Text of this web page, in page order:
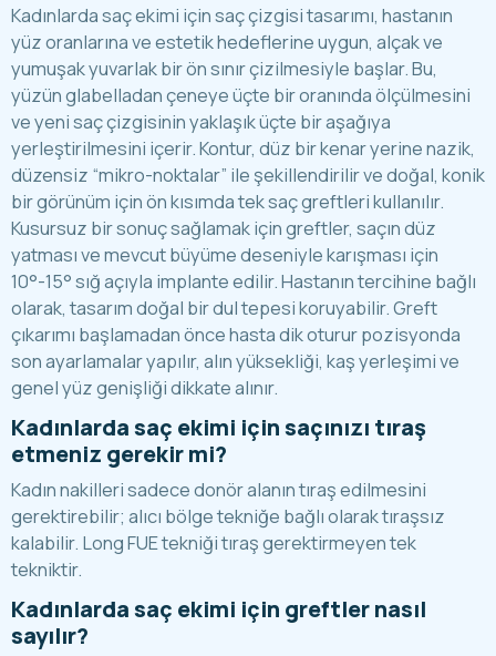
Kadınlarda saç ekimi için saç çizgisi tasarımı, hastanın
yüz oranlarına ve estetik hedeflerine uygun, alçak ve
yumuşak yuvarlak bir ön sınır çizilmesiyle başlar. Bu,
yüzün glabelladan çeneye üçte bir oranında ölçülmesini
ve yeni saç çizgisinin yaklaşık üçte bir aşağıya
yerleştirilmesini içerir. Kontur, düz bir kenar yerine nazik,
düzensiz “mikro-noktalar” ile şekillendirilir ve doğal, konik
bir görünüm için ön kısımda tek saç greftleri kullanılır.
Kusursuz bir sonuç sağlamak için greftler, saçın düz
yatması ve mevcut büyüme deseniyle karışması için
10°-15° sığ açıyla implante edilir. Hastanın tercihine bağlı
olarak, tasarım doğal bir dul tepesi koruyabilir. Greft
çıkarımı başlamadan önce hasta dik oturur pozisyonda
son ayarlamalar yapılır, alın yüksekliği, kaş yerleşimi ve
genel yüz genişliği dikkate alınır.
Kadınlarda saç ekimi için saçınızı tıraş
etmeniz gerekir mi?
Kadın nakilleri sadece donör alanın tıraş edilmesini
gerektirebilir; alıcı bölge tekniğe bağlı olarak tıraşsız
kalabilir. Long FUE tekniği tıraş gerektirmeyen tek
tekniktir.
Kadınlarda saç ekimi için greftler nasıl
sayılır?